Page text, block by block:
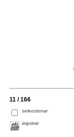
11 / 166
seleccionar
imprimir